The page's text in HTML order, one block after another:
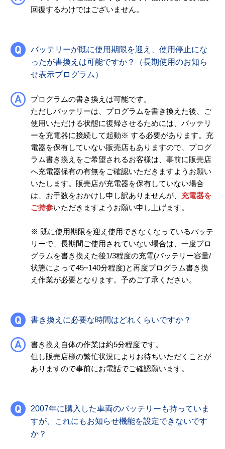
回復するわけではございません。
バッテリーが既に使用期限を迎え、使用停止にな
ったが書換えは可能ですか？（長期使用のお知ら
せ表示プログラム）
プログラムの書き換えは可能です。
ただしバッテリーは、プログラムを書き換えた後、ご
使用いただける状態に復帰させるためには、バッテリ
ーを充電器に接続して起動※ する必要があります。充
電器を保有していない販売店もありますので、プログ
ラム書き換えをご希望されるお客様は、事前に販売店
へ充電器保有の有無をご確認いただきますようお願い
いたします。販売店が充電器を保有していない場合
は、お手数をおかけし申し訳ありませんが、 充電器を
ご持参いただきますようお願い申し上げます。
※ 既に使用期限を迎え使用できなくなっているバッテ
リーで、長期間ご使用されていない場合は、一度プロ
グラムを書き換えた後1/3程度の充電(バッテリー容量/
状態によって45~140分程度)と再度プログラム書き換
え作業が必要となります。予めご了承ください。
書き換えに必要な時間はどれくらいですか？
書き換え自体の作業は約5分程度です。
但し販売店様の繁忙状況によりお待ちいただくことが
ありますので事前にお電話でご確認願います。
2007年に購入した車両のバッテリーも持っていま
すが、これにもお知らせ機能を設定できないです
か？